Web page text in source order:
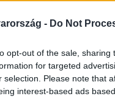
- Do Not
opt-out of the sale,
for targeted
selection. Please note that
interest-based ads